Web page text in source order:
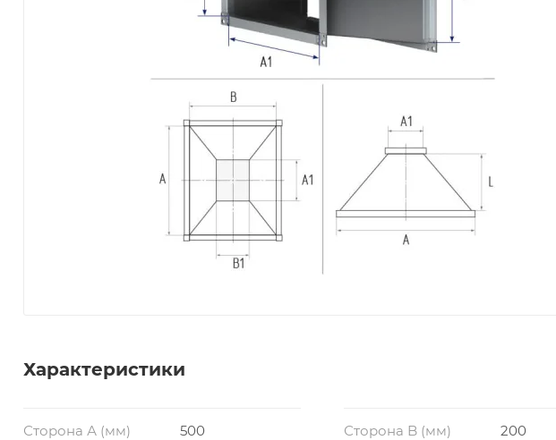
Характеристики
Сторона А (мм) 500 Сторона B (мм) 200